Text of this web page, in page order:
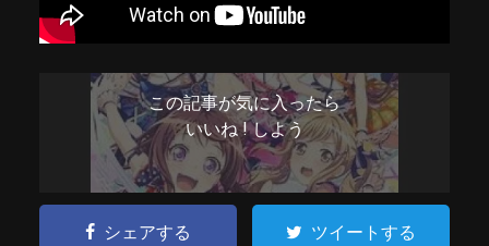
この記事が気に入ったら
いいね ! しよう
シェアする ツイートする